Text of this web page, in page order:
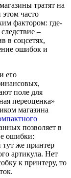
тратят на
часто
фактором: где-
–
в соцсетях,
ошибок и
его
поле для
переоценка»
магазина
позволяет в
ошибки:
тут же принтер
артикула. Нет
к принтеру, то